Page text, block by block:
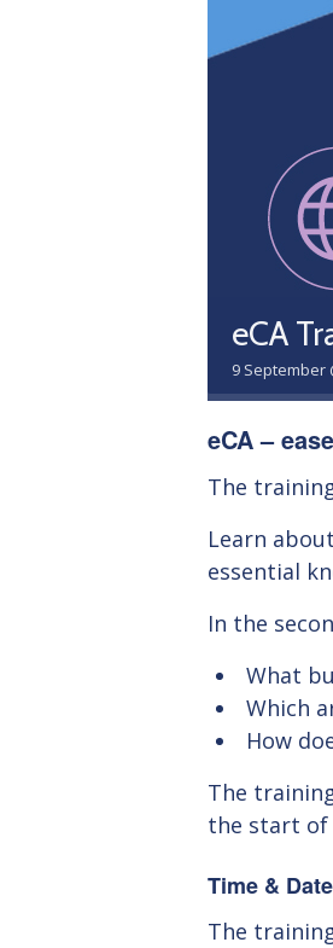
eCA
9 September
eCA –
The
Learn
essential
In the
What
Which
How
The
the start
Time & Date
The